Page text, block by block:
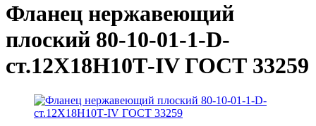
Фланец нержавеющий
плоский 80-10-01-1-D-
ст.12Х18Н10Т-IV ГОСТ 33259